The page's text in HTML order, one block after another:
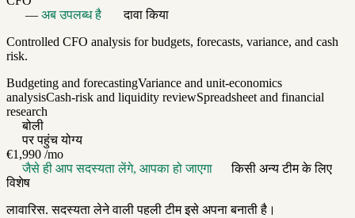
— अब उपलब्ध है
दावा किया
Controlled CFO analysis for budgets, forecasts, variance, and cash
risk.
Budgeting and forecastingVariance and unit-economics
analysisCash-risk and liquidity reviewSpreadsheet and financial
research
बोली
पर पहुंच योग्य
€1,990 /mo
जैसे ही आप सदस्यता लेंगे, आपका हो जाएगा
किसी अन्य टीम के लिए
विशेष
लावारिस. सदस्यता लेने वाली पहली टीम इसे अपना बनाती है।